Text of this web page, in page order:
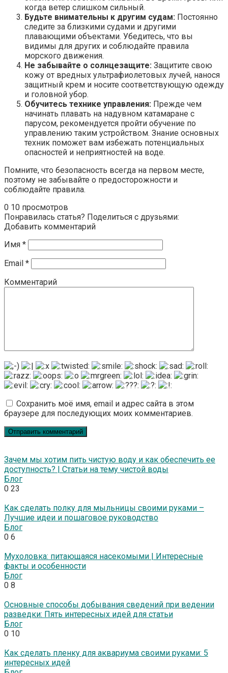
когда ветер слишком сильный.
Будьте внимательны к другим судам: Постоянно
следите за близкими судами и другими
плавающими объектами. Убедитесь, что вы
видимы для других и соблюдайте правила
морского движения.
Не забывайте о солнцезащите: Защитите свою
кожу от вредных ультрафиолетовых лучей, нанося
защитный крем и носите соответствующую одежду
и головной убор.
Обучитесь технике управления: Прежде чем
начинать плавать на надувном катамаране с
парусом, рекомендуется пройти обучение по
управлению таким устройством. Знание основных
техник поможет вам избежать потенциальных
опасностей и неприятностей на воде.
Помните, что безопасность всегда на первом месте,
поэтому не забывайте о предосторожности и
соблюдайте правила.
0 10 просмотров
Понравилась статья? Поделиться с друзьями:
Добавить комментарий
Имя *
Email *
Комментарий
Сохранить моё имя, email и адрес сайта в этом
браузере для последующих моих комментариев.
Зачем мы хотим пить чистую воду и как обеспечить ее
доступность? | Статьи на тему чистой воды
Блог
0 23
Как сделать полку для мыльницы своими руками –
Лучшие идеи и пошаговое руководство
Блог
0 6
Мухоловка: питающаяся насекомыми | Интересные
факты и особенности
Блог
0 8
Основные способы добывания сведений при ведении
разведки: Пять интересных идей для статьи
Блог
0 10
Как сделать пленку для аквариума своими руками: 5
интересных идей